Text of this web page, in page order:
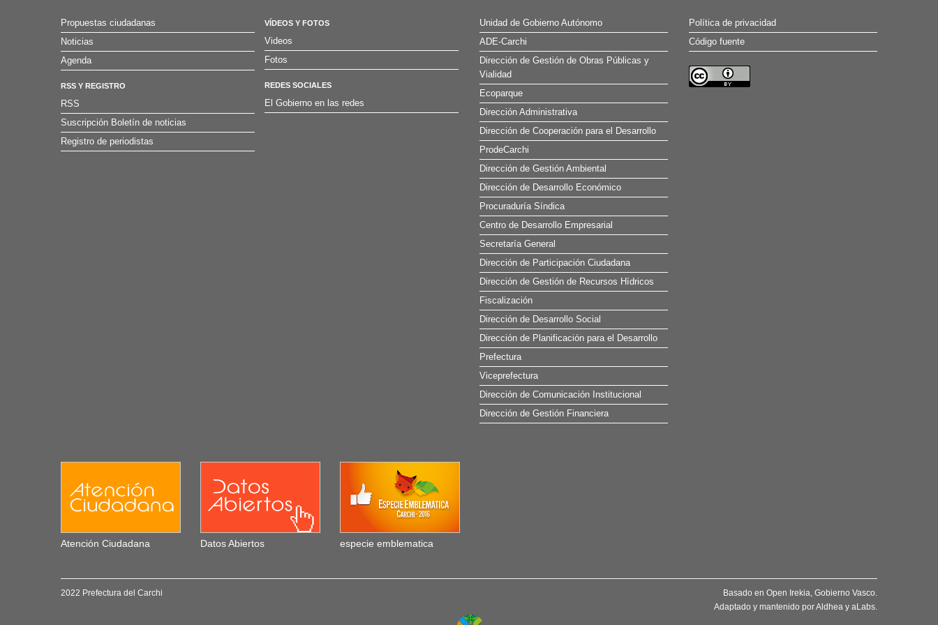
Propuestas ciudadanas
Noticias
Agenda
RSS Y REGISTRO
RSS
Suscripción Boletín de noticias
Registro de periodistas
VÍDEOS Y FOTOS
Videos
Fotos
REDES SOCIALES
El Gobierno en las redes
Unidad de Gobierno Autónomo
ADE-Carchi
Dirección de Gestión de Obras Públicas y
Vialidad
Ecoparque
Dirección Administrativa
Dirección de Cooperación para el Desarrollo
ProdeCarchi
Dirección de Gestión Ambiental
Dirección de Desarrollo Económico
Procuraduría Síndica
Centro de Desarrollo Empresarial
Secretaría General
Dirección de Participación Ciudadana
Dirección de Gestión de Recursos Hídricos
Fiscalización
Dirección de Desarrollo Social
Dirección de Planificación para el Desarrollo
Prefectura
Viceprefectura
Dirección de Comunicación Institucional
Dirección de Gestión Financiera
Política de privacidad
Código fuente
Atención Ciudadana Datos Abiertos especie emblematica
2022 Prefectura del Carchi Basado en Open Irekia, Gobierno Vasco.
Adaptado y mantenido porAldhea y aLabs.